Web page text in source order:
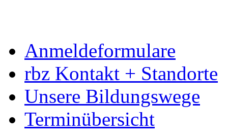
Anmeldeformulare
rbz Kontakt + Standorte
Unsere Bildungswege
Terminübersicht